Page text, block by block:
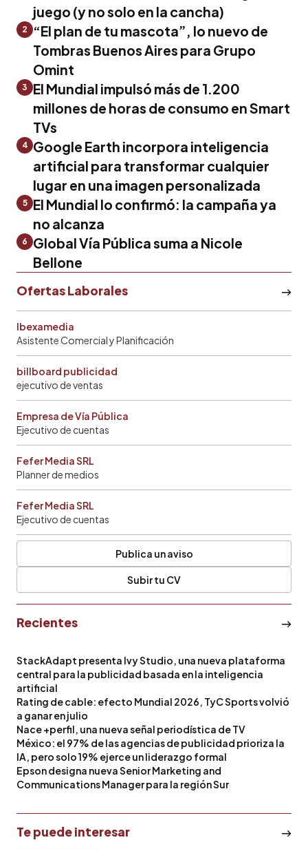
juego (y no solo en la cancha)
2
“El plan de tu mascota”, lo nuevo de
Tombras Buenos Aires para Grupo
Omint
3
El Mundial impulsó más de 1.200
millones de horas de consumo en Smart
TVs
4 Google Earth incorpora inteligencia
artificial para transformar cualquier
lugar en una imagen personalizada
5
El Mundial lo confirmó: la campaña ya
no alcanza
6
Global Vía Pública suma a Nicole
Bellone
Ofertas Laborales
Ibexamedia
Asistente Comercial y Planificación
billboard publicidad
ejecutivo de ventas
Empresa de Vía Pública
Ejecutivo de cuentas
Fefer Media SRL
Planner de medios
Fefer Media SRL
Ejecutivo de cuentas
Publica un aviso
Subir tu CV
Recientes
StackAdapt presenta Ivy Studio, una nueva plataforma
central para la publicidad basada en la inteligencia
artificial
Rating de cable: efecto Mundial 2026, TyC Sports volvió
a ganar en julio
Nace +perfil, una nueva señal periodística de TV
México: el 97% de las agencias de publicidad prioriza la
IA, pero solo 19% ejerce un liderazgo formal
Epson designa nueva Senior Marketing and
Communications Manager para la región Sur
Te puede interesar